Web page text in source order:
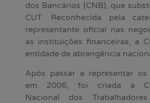
dos Bancários (CNB), que
CUT. Reconhecida pela
representante oficial nas
as instituições financeiras, a
entidade de abrangência
Após passar a representar os
em 2006, foi criada a
Nacional dos